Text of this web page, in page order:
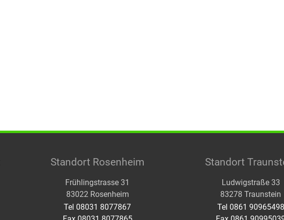
Standort Rosenheim
Frühlingstrasse 31
83022 Rosenheim
Tel 08031 8077867
Standort
Ludwigstraße 33
83278 Traunstein
Tel 0861 90965498